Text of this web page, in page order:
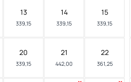
13
339,15
14
339,15
15
339,15
20
339,15
21
442,00
22
361,25